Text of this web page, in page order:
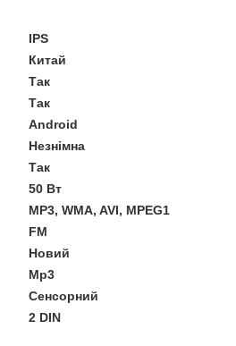
IPS
Китай
Так
Так
Android
Незнімна
Так
50 Вт
MP3, WMA, AVI, MPEG1
FM
Новий
Mp3
Сенсорний
2 DIN